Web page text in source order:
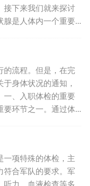
接下来我们就来探讨
腺是人体内一个重要...
的流程。但是，在完
身体状况的通知，
一、入职体检的重要
要环节之一。通过体...
一项特殊的体检，主
符合军队的要求。军
听力、血液检查等多